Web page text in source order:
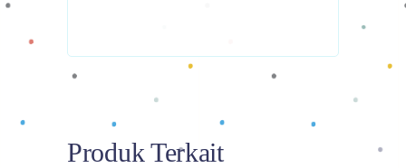
Produk Terkait